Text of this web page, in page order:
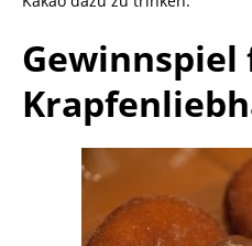
Gewinnspiel